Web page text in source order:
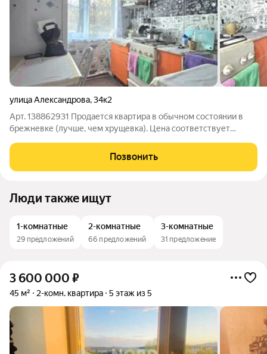
улица Александрова,34к2
Арт. 138862931 Продается квартира в обычном состоянии в
брежневке (лучше, чем хрущевка). Цена соответствует
№ 18 у памятника "Ждущая", во дворе школа № 5. Соседи все в
подъезде живут дано и
Позвонить
Люди также ищут
1-комнатные
29 предложений
2-комнатные
66 предложений
3-комнатные
31 предложение
3 600 000 ₽
45 м² 2-комн. квартира 5 этаж из 5